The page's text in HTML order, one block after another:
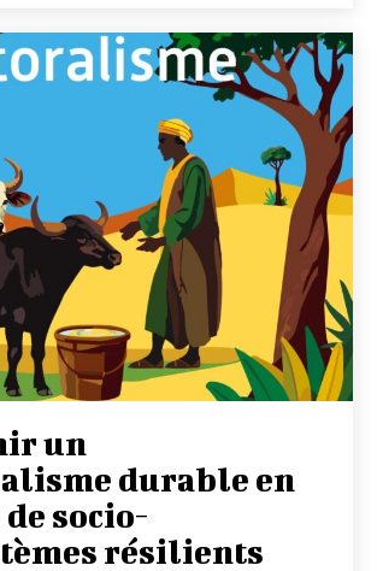
un
durable en
socio-
résilients